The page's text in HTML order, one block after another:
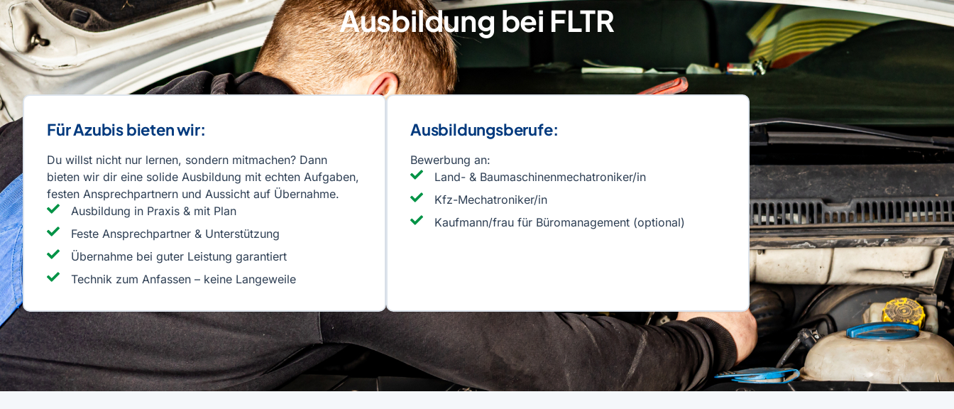
Ausbildung bei FLTR
Für Azubis bieten wir:
Du willst nicht nur lernen, sondern mitmachen? Dann
bieten wir dir eine solide Ausbildung mit echten Aufgaben,
festen Ansprechpartnern und Aussicht auf Übernahme.
Ausbildung in Praxis & mit Plan
Feste Ansprechpartner & Unterstützung
Übernahme bei guter Leistung garantiert
Technik zum Anfassen – keine Langeweile
Ausbildungsberufe:
Bewerbung an:
Land- & Baumaschinenmechatroniker/in
Kfz-Mechatroniker/in
Kaufmann/frau für Büromanagement (optional)